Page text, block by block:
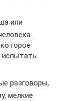
или
испытать
разговоры,
мелкие